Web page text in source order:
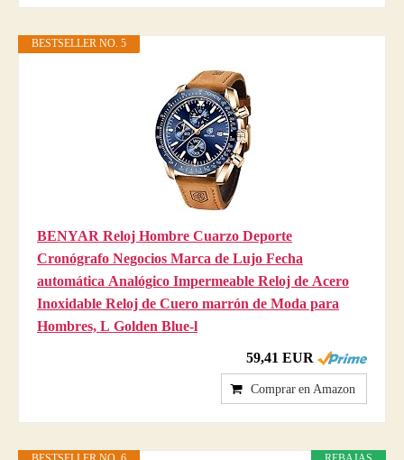
BESTSELLER NO. 5
BENYAR Reloj Hombre Cuarzo Deporte
Cronógrafo Negocios Marca de Lujo Fecha
automática Analógico Impermeable Reloj de Acero
Inoxidable Reloj de Cuero marrón de Moda para
Hombres, L Golden Blue-l
59,41 EUR
Comprar en Amazon